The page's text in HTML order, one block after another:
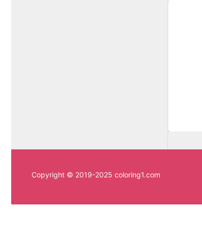
Copyright © 2019-2025 coloring1.com